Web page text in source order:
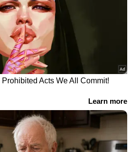
റിപ്പോർട്ടിംഗും —
സ്ഥലത്ത്. ഏത് സമയത്തും,
വാർത്തകൾ
News Malayalam